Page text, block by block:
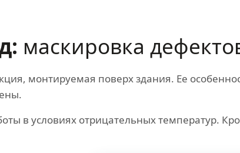
маскировка
монтируемая поверх здания. Ее
в условиях отрицательных температур.